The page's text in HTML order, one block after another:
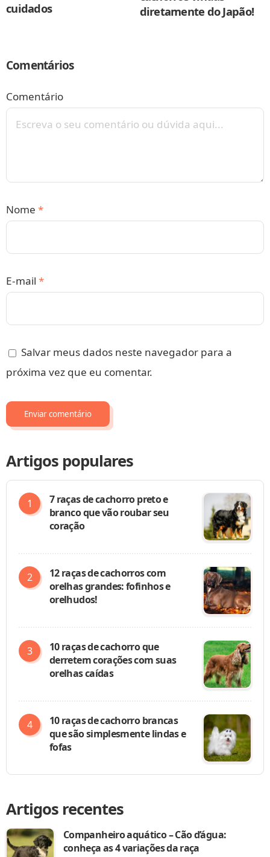
cuidados
diretamente do Japão!
Comentários
Comentário
Nome *
E-mail *
Salvar meus dados neste navegador para a
próxima vez que eu comentar.
Artigos populares
7 raças de cachorro preto e
branco que vão roubar seu
coração
12 raças de cachorros com
orelhas grandes: fofinhos e
orelhudos!
10 raças de cachorro que
derretem corações com suas
orelhas caídas
10 raças de cachorro brancas
que são simplesmente lindas e
fofas
Artigos recentes
Companheiro aquático – Cão d’água:
conheça as 4 variações da raça